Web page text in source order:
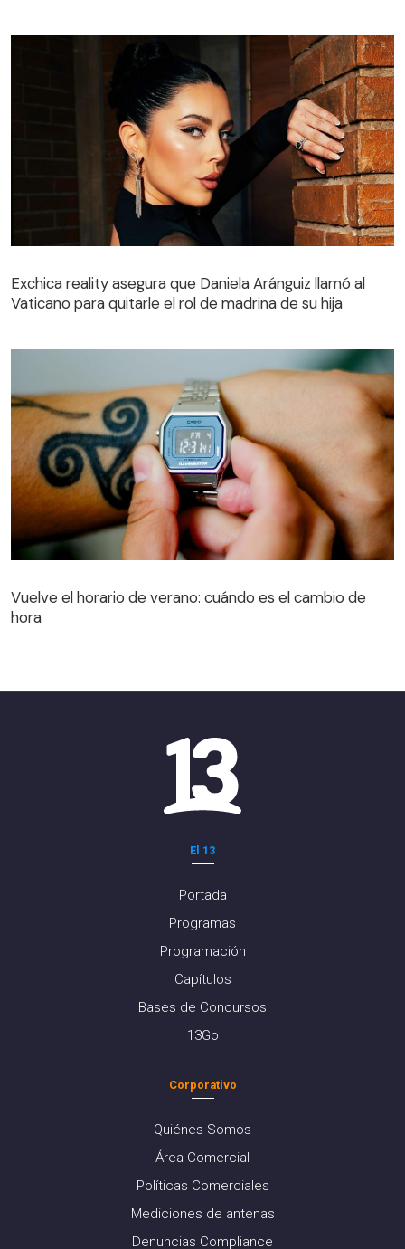
Exchica reality asegura que Daniela Aránguiz llamó al
Vaticano para quitarle el rol de madrina de su hija
Vuelve el horario de verano: cuándo es el cambio de
hora
El 13
Portada
Programas
Programación
Capítulos
Bases de Concursos
13Go
Corporativo
Quiénes Somos
Área Comercial
Políticas Comerciales
Mediciones de antenas
Denuncias Compliance